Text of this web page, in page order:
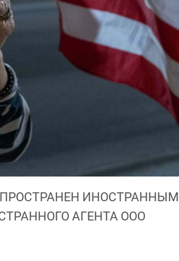
ИНОСТРАННЫМ
АГЕНТА ООО